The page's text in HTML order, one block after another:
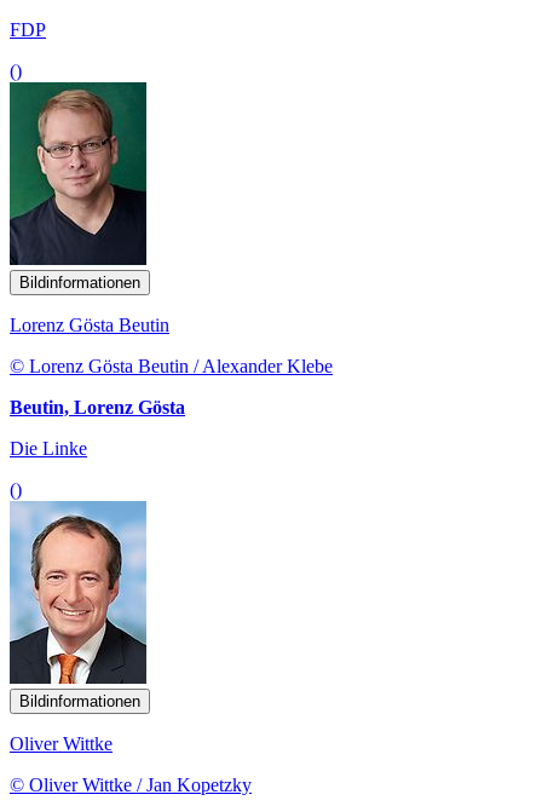
FDP
()
Bildinformationen
Lorenz Gösta Beutin
© Lorenz Gösta Beutin / Alexander Klebe
Beutin, Lorenz Gösta
Die Linke
()
Bildinformationen
Oliver Wittke
© Oliver Wittke / Jan Kopetzky